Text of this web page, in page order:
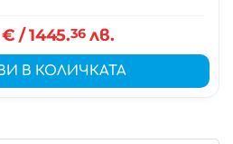
/ 1445.36лв.
В КОЛИЧКАТА